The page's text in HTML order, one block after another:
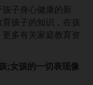
子身心健康的新
孩子的知识，在孩
多有关家庭教育资
;女孩的一切表现像